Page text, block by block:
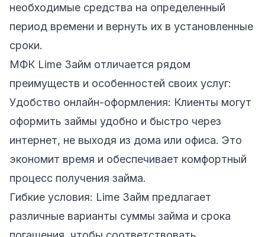
необходимые средства на определенный
период времени и вернуть их в установленные
сроки.
МФК Lime Займ отличается рядом
преимуществ и особенностей своих услуг:
Удобство онлайн-оформления: Клиенты могут
оформить займы удобно и быстро через
интернет, не выходя из дома или офиса. Это
экономит время и обеспечивает комфортный
процесс получения займа.
Гибкие условия: Lime Займ предлагает
различные варианты суммы займа и срока